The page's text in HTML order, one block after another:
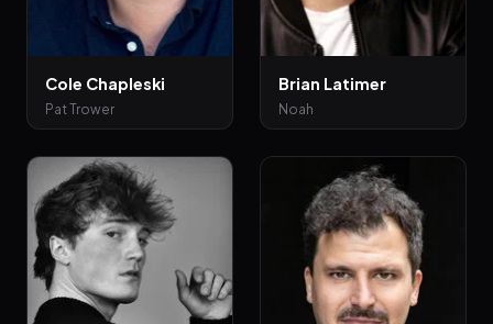
Cole Chapleski
Pat Trower
Brian Latimer
Noah